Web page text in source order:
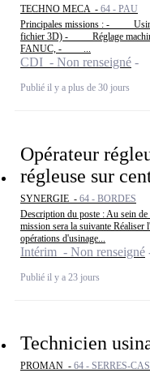
TECHNO MECA - 64 - PAU
Principales missions : -
fichier 3D) - Réglage
FANUC, - ...
CDI - Non renseigné
Publié il y a plus de 30 jours
Opérateur
régleuse sur
SYNERGIE - 64 - BORDES
Description du poste : Au sein
mission sera la suivante Réaliser
opérations d'usinage...
Intérim - Non renseigné
Publié il y a 23 jours
Technicien
PROMAN - 64 - SERRES-